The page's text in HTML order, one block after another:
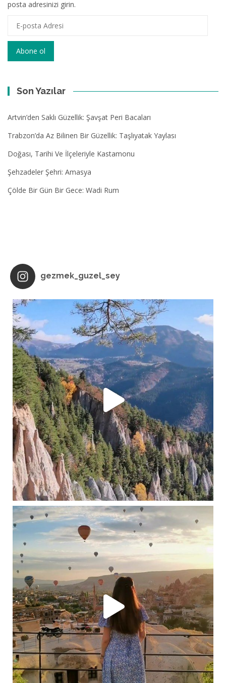
posta adresinizi girin.
posta
Adresi
Abone ol
Son Yazılar
Artvin’den Saklı Güzellik: Şavşat Peri Bacaları
Trabzon’da Az Bilinen Bir Güzellik: Taşlıyatak Yaylası
Doğası, Tarihi Ve İlçeleriyle Kastamonu
Şehzadeler Şehri: Amasya
Çölde Bir Gün Bir Gece: Wadi Rum
gezmek_guzel_sey